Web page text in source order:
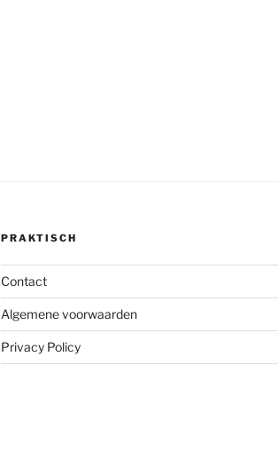
PRAKTISCH
Contact
Algemene voorwaarden
Privacy Policy